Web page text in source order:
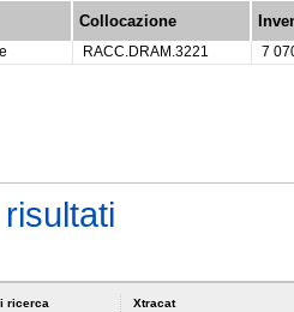
Collocazione
RACC.DRAM.3221 7
ricerca
Xtracat